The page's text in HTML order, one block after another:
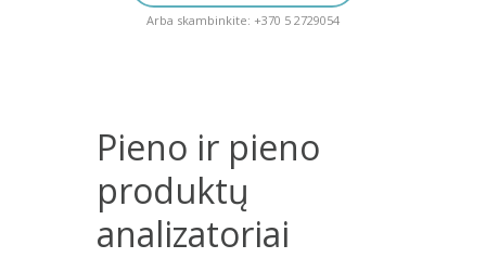
Arba skambinkite: +370 5 2729054
Pieno ir pieno
produktų
analizatoriai